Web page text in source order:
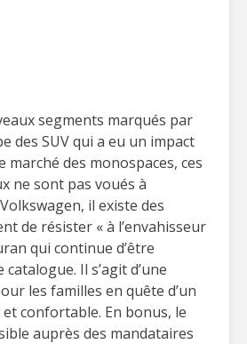
segments marqués par
des SUV qui a eu un impact
des monospaces, ces
ne sont pas voués à
il existe des
de résister « à l’envahisseur
qui continue d’être
Il s’agit d’une
les familles en quête d’un
confortable. En bonus, le
auprès des mandataires